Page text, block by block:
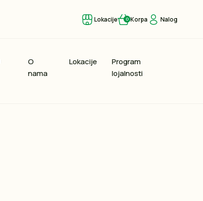
Lokacije 0 Korpa Nalog
O
nama
Lokacije
Program
lojalnosti